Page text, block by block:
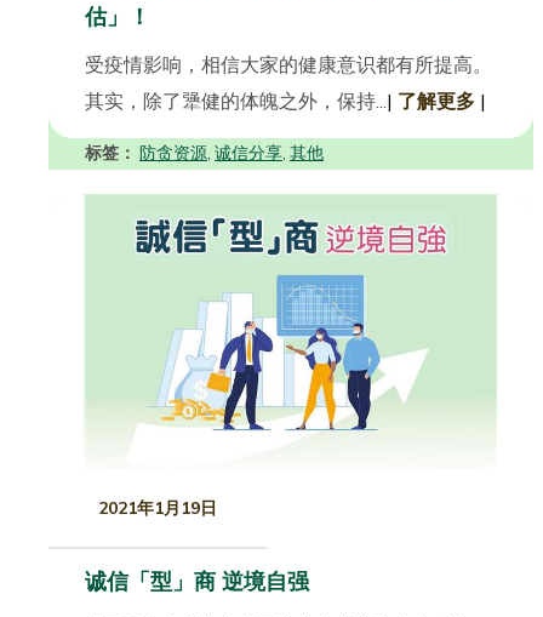
估」！
受疫情影响，相信大家的健康意识都有所提高。
其实，除了犟健的体魄之外，保持...| 了解更多 |
标签： 防贪资源, 诚信分享, 其他
2021年1月19日
诚信「型」商 逆境自强